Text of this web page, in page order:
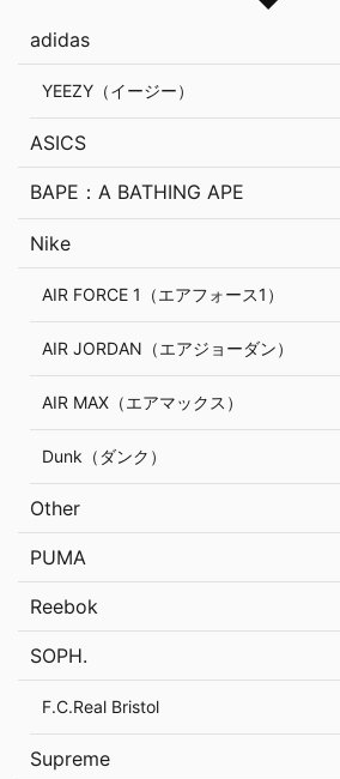
adidas
YEEZY（イージー）
ASICS
BAPE：A BATHING APE
Nike
AIR FORCE 1（エアフォース1）
AIR JORDAN（エアジョーダン）
AIR MAX（エアマックス）
Dunk（ダンク）
Other
PUMA
Reebok
SOPH.
F.C.Real Bristol
Supreme